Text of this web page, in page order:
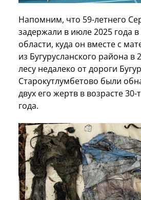
Напомним, что 59-летнего
задержали в июле 2025 года
области, куда он вместе с
из Бугурусланского района в
лесу недалеко от дороги
Старокутлумбетово были
двух его жертв в возрасте 30-
года.